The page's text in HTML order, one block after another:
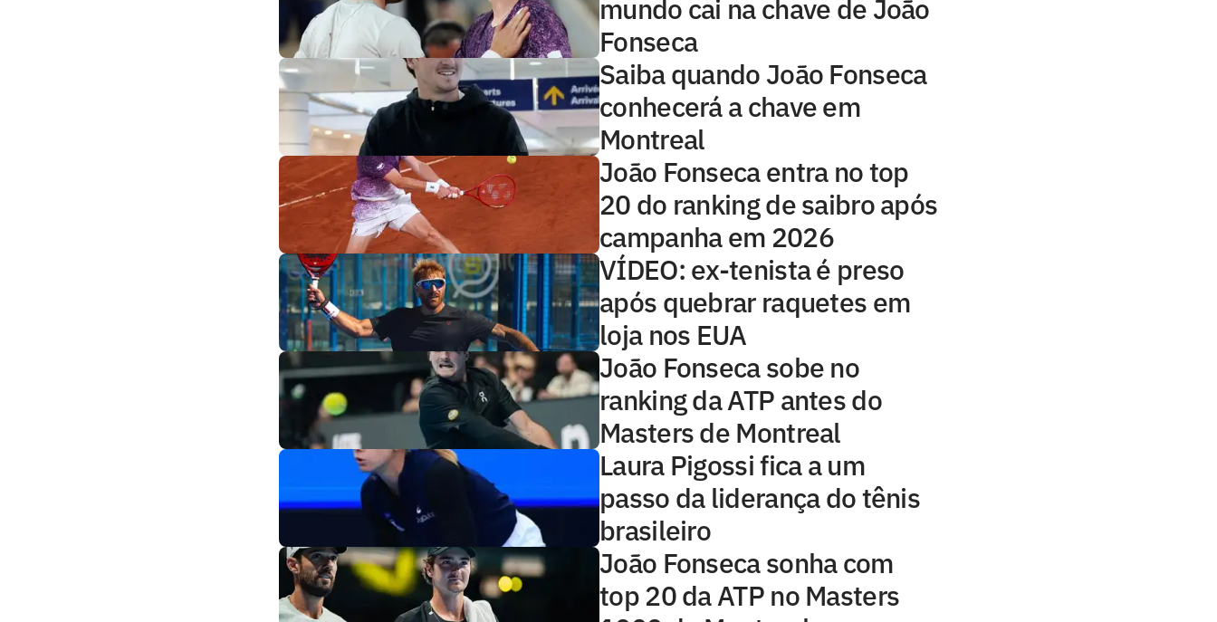
mundo cai na chave de João
Fonseca
Saiba quando João Fonseca
conhecerá a chave em
Montreal
João Fonseca entra no top
20 do ranking de saibro após
campanha em 2026
VÍDEO: ex-tenista é preso
após quebrar raquetes em
loja nos EUA
João Fonseca sobe no
ranking da ATP antes do
Masters de Montreal
Laura Pigossi fica a um
passo da liderança do tênis
brasileiro
João Fonseca sonha com
top 20 da ATP no Masters